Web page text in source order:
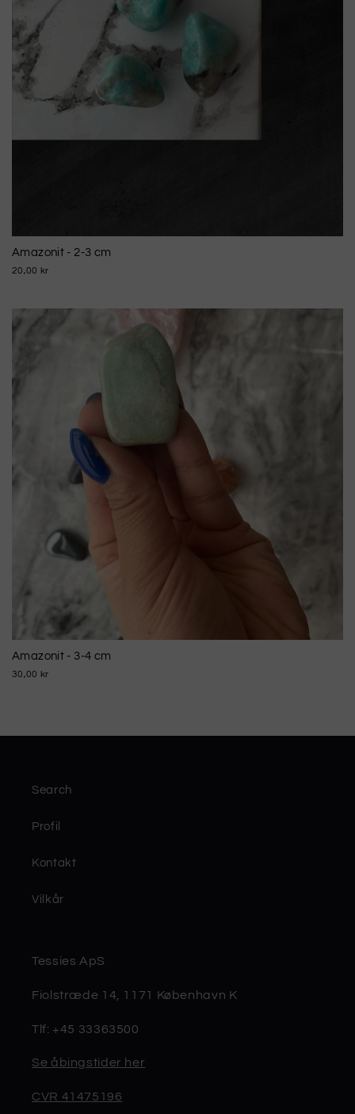
Amazonit - 2-3 cm
20,00 kr
Amazonit - 3-4 cm
30,00 kr
Search
Profil
Kontakt
Vilkår
Tessies ApS
Fiolstræde 14, 1171 København K
Tlf: +45 33363500
Se åbingstider her
CVR 41475196